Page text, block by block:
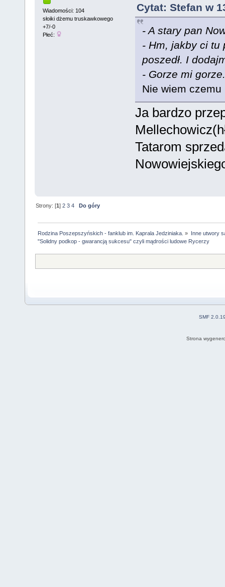
Wiadomości: 104
słoiki dżemu truskawkowego
+7/-0
Płeć:
Cytat: Stefan w
- A stary pan
- Hm, jakby ci tu
poszedł. I
- Gorze mi
Nie wiem czemu
Ja bardzo
Tatarom
Strony: [1]2 3 4 Do góry
Rodzina Poszepszyńskich - fanklub im. Kaprala Jedziniaka. » Inne utwory
"Solidny podkop - gwarancją sukcesu" czyli mądrości ludowe Rycerzy
SMF
Strona